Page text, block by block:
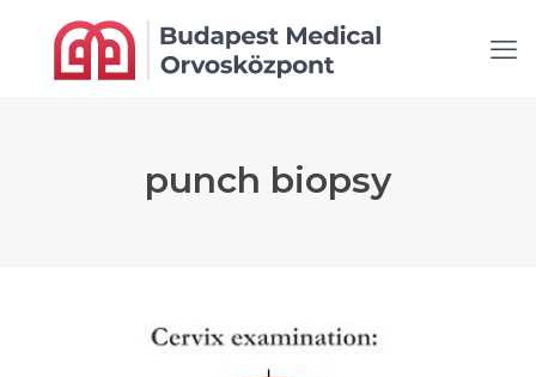
punch biopsy